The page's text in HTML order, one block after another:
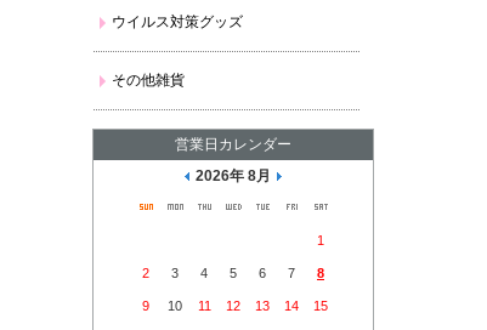
ウイルス対策グッズ
その他雑貨
営業日カレンダー
2026年 8月
1
2 3 4 5 6 7 8
9 10 11 12 13 14 15